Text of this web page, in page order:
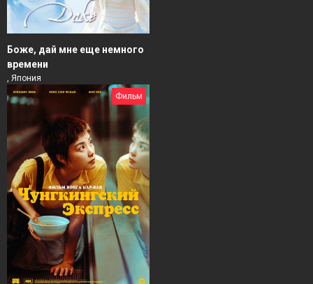
Боже, дай мне еще немного
времени
, Япония
Фильм